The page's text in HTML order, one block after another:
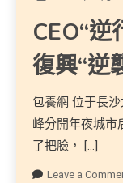
CEO“
復興“逆
包養網 位于長
峰分開年夜城市
了把臉， […]
Leave a